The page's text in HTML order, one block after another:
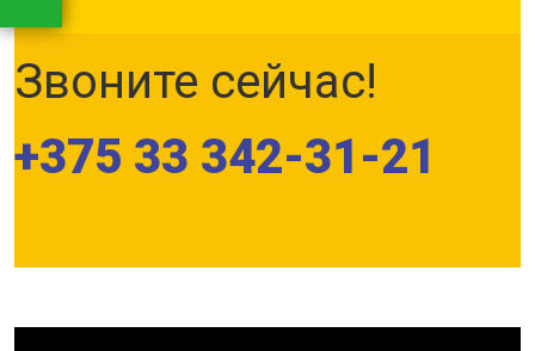
Звоните сейчас!
+375 33 342-31-21